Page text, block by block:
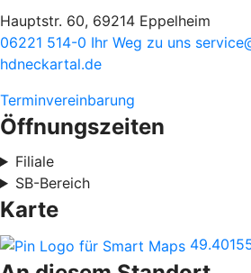
Hauptstr. 60, 69214 Eppelheim
06221 514-0 Ihr Weg zu uns
hdneckartal.de
Terminvereinbarung
Öffnungszeiten
Filiale
SB-Bereich
Karte